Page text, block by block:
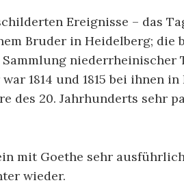
Ereignisse – das
Bruder in Heidelberg;
1814 und 1815 bei ihnen
des 20. Jahrhunderts sehr
mit Goethe sehr
wieder.